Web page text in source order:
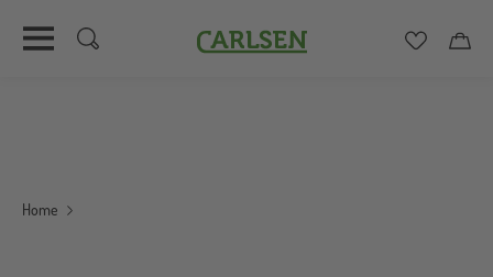
Carlsen
Home